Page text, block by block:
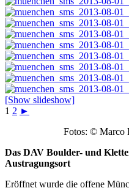
[Show slideshow]
1 2 ►
Fotos: © Marco
Das DAV Boulder- und
Austragungsort
Eröffnet wurde die offene